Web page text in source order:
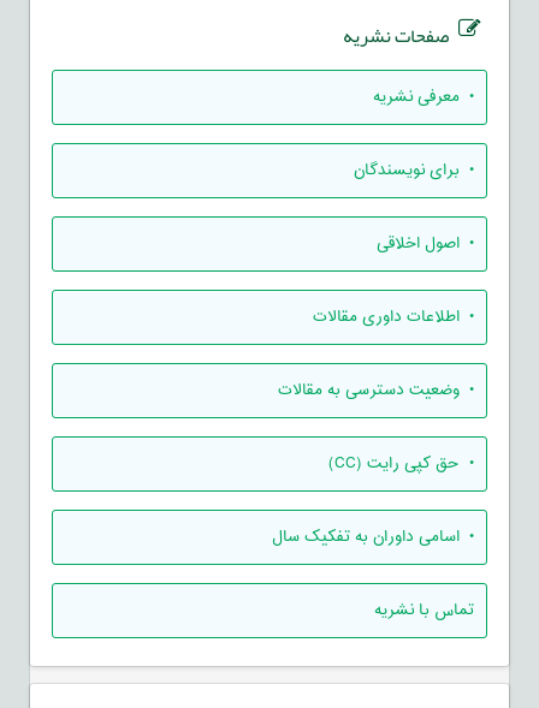
صفحات نشریه
• معرفی نشریه
• برای نویسندگان
• اصول اخلاقی
• اطلاعات داوری مقالات
• وضعیت دسترسی به مقالات
• حق کپی رایت (CC)
• اسامی داوران به تفکیک سال
تماس با نشریه